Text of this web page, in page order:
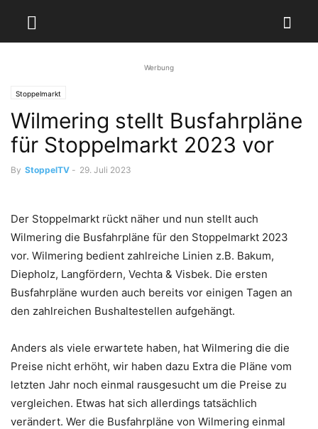
Werbung
Stoppelmarkt
Wilmering stellt Busfahrpläne
für Stoppelmarkt 2023 vor
By StoppelTV - 29. Juli 2023
Der Stoppelmarkt rückt näher und nun stellt auch
Wilmering die Busfahrpläne für den Stoppelmarkt 2023
vor. Wilmering bedient zahlreiche Linien z.B. Bakum,
Diepholz, Langfördern, Vechta & Visbek. Die ersten
Busfahrpläne wurden auch bereits vor einigen Tagen an
den zahlreichen Bushaltestellen aufgehängt.
Anders als viele erwartete haben, hat Wilmering die die
Preise nicht erhöht, wir haben dazu Extra die Pläne vom
letzten Jahr noch einmal rausgesucht um die Preise zu
vergleichen. Etwas hat sich allerdings tatsächlich
verändert. Wer die Busfahrpläne von Wilmering einmal